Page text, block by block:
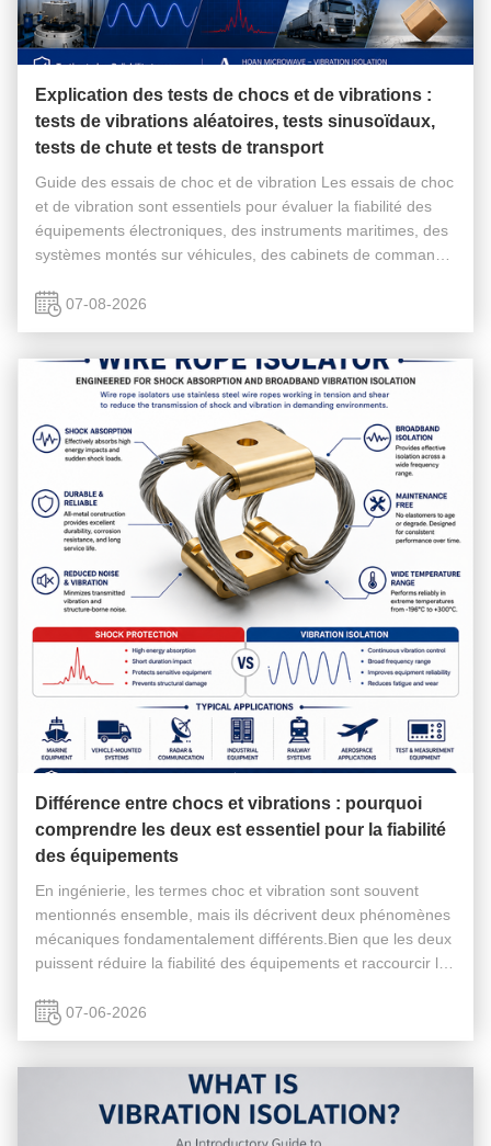
Explication des tests de chocs et de vibrations :
tests de vibrations aléatoires, tests sinusoïdaux,
tests de chute et tests de transport
Guide des essais de choc et de vibration Les essais de choc
et de vibration sont essentiels pour évaluer la fiabilité des
équipements électroniques, des instruments maritimes, des
systèmes montés sur véhicules, des cabinets de commande
07-08-2026
Différence entre chocs et vibrations : pourquoi
comprendre les deux est essentiel pour la fiabilité
des équipements
En ingénierie, les termes choc et vibration sont souvent
mentionnés ensemble, mais ils décrivent deux phénomènes
mécaniques fondamentalement différents.Bien que les deux
puissent réduire la fiabilité des équipements et raccourcir la
manières ...
07-06-2026